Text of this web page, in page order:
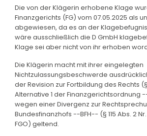
Die von der Klägerin erhobene Klage
Finanzgerichts (FG) vom 07.05.2025 als
abgewiesen, da es an der
wäre ausschließlich die D GmbH
Klage sei aber nicht von ihr erhoben
Die Klägerin macht mit ihrer eingelegten
Nichtzulassungsbeschwerde
der Revision zur Fortbildung des Rechts (§
Alternative 1 der Finanzgerichtsordnung
wegen einer Divergenz zur
Bundesfinanzhofs --BFH-- (§ 115 Abs. 2
FGO) geltend.